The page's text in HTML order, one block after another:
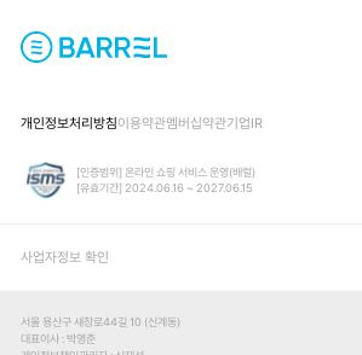
개인정보처리방침이용약관멤버십약관기업IR
[인증범위] 온라인 쇼핑 서비스 운영(배럴)
[유효기간] 2024.06.16 ~ 2027.06.15
사업자정보 확인
서울 용산구 새창로44길 10 (신계동)
대표이사
박영준